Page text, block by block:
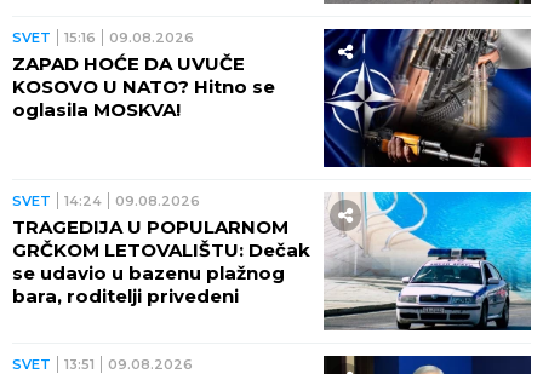
SVET 15:16 09.08.2026
ZAPAD HOĆE DA UVUČE
KOSOVO U NATO? Hitno se
oglasila MOSKVA!
SVET 14:24 09.08.2026
TRAGEDIJA U POPULARNOM
GRČKOM LETOVALIŠTU: Dečak
se udavio u bazenu plažnog
bara, roditelji privedeni
SVET 13:51 09.08.2026